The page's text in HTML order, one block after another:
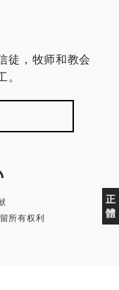
正
體
徒，牧师和教会
所有权利